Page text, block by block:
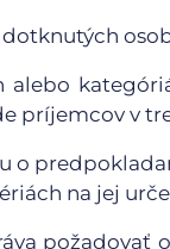
príjemcov v
o
na jej
požadovať